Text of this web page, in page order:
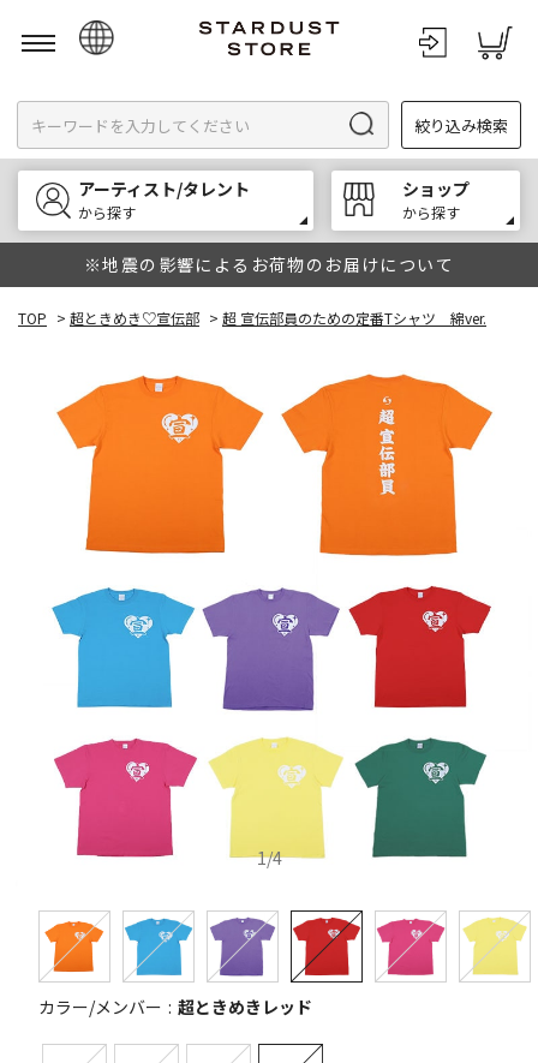
English
한국어
中文
絞り込み検索
アーティスト/タレント
から探す
ショップ
から探す
※地震の影響によるお荷物のお届けについて
TOP > 超ときめき♡宣伝部 > 超 宣伝部員のための定番Tシャツ 綿ver.
1/4
カラー/メンバー 超ときめきレッド